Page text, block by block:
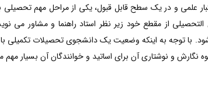
علمی و در یک سطح قابل قبول، یکی از مراحل مهم
از مقطع خود زیر نظر استاد راهنما و مشاور می
با توجه به اینکه وضعیت یک دانشجوی تحصیلات تکمیلی با
نگارش و نوشتاری آن برای اساتید و خوانندگان آن بسیار مهم